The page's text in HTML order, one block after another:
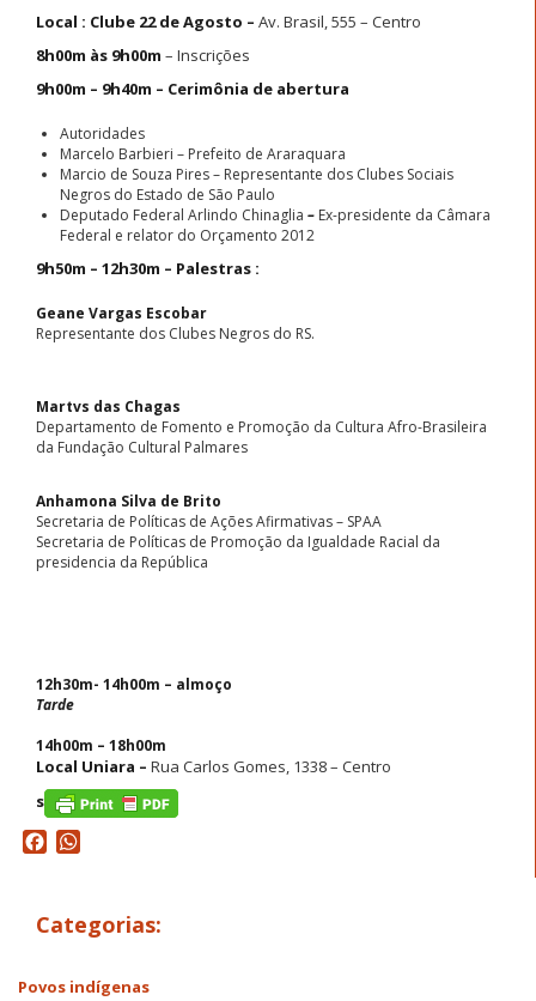
Local : Clube 22 de Agosto – Av. Brasil, 555 – Centro
8h00m às 9h00m – Inscrições
9h00m – 9h40m – Cerimônia de abertura
Autoridades
Marcelo Barbieri – Prefeito de Araraquara
Marcio de Souza Pires – Representante dos Clubes Sociais
Negros do Estado de São Paulo
Deputado Federal Arlindo Chinaglia – Ex-presidente da Câmara
Federal e relator do Orçamento 2012
9h50m – 12h30m – Palestras :
Geane Vargas Escobar
Representante dos Clubes Negros do RS.
Martvs das Chagas
Departamento de Fomento e Promoção da Cultura Afro-Brasileira
da Fundação Cultural Palmares
Anhamona Silva de Brito
Secretaria de Políticas de Ações Afirmativas – SPAA
Secretaria de Políticas de Promoção da Igualdade Racial da
presidencia da República
12h30m- 14h00m – almoço
Tarde
14h00m – 18h00m
Local Uniara – Rua Carlos Gomes, 1338 – Centro
s
Facebook
Categorias:
Povos indígenas